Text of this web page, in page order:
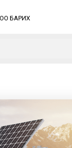
БАРИХ